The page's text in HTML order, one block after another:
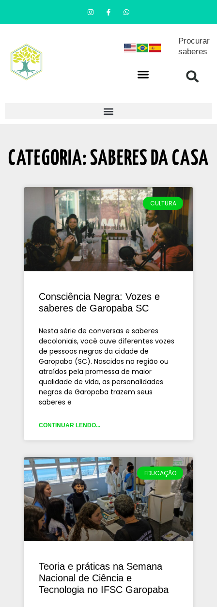
Procurar
saberes
CATEGORIA: SABERES DA CASA
CULTURA
Consciência Negra: Vozes e
saberes de Garopaba SC
Nesta série de conversas e saberes
decoloniais, você ouve diferentes vozes
de pessoas negras da cidade de
Garopaba (SC). Nascidos na região ou
atraídos pela promessa de maior
qualidade de vida, as personalidades
negras de Garopaba trazem seus
saberes e
CONTINUAR LENDO...
EDUCAÇÃO
Teoria e práticas na Semana
Nacional de Ciência e
Tecnologia no IFSC Garopaba